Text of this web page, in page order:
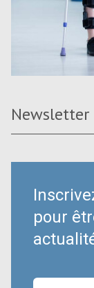
Newsletter
pour